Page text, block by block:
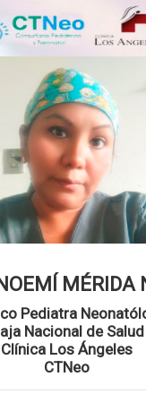
MÉRIDA
Pediatra
Nacional de Salud
Clínica Los Ángeles
CTNeo